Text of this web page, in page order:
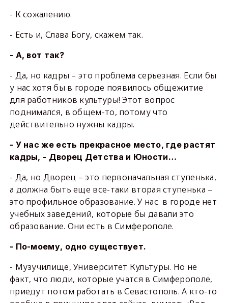
- К сожалению.
- Есть и, Слава Богу, скажем так.
- А, вот так?
- Да, но кадры – это проблема серьезная. Если бы
у нас хотя бы в городе появилось общежитие
для работников культуры! Этот вопрос
поднимался, в общем-то, потому что
действительно нужны кадры.
- У нас же есть прекрасное место, где растят
кадры, - Дворец Детства и Юности…
- Да, но Дворец – это первоначальная ступенька,
а должна быть еще все-таки вторая ступенька –
это профильное образование. У нас в городе нет
учебных заведений, которые бы давали это
образование. Они есть в Симферополе.
- По-моему, одно существует.
- Музучилище, Университет Культуры. Но не
факт, что люди, которые учатся в Симферополе,
приедут потом работать в Севастополь. А кто-то